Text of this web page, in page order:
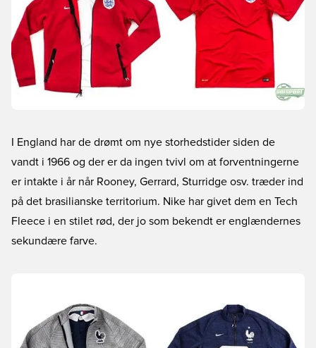
I England har de drømt om nye storhedstider siden de
vandt i 1966 og der er da ingen tvivl om at forventningerne
er intakte i år når Rooney, Gerrard, Sturridge osv. træder ind
på det brasilianske territorium. Nike har givet dem en Tech
Fleece i en stilet rød, der jo som bekendt er englændernes
sekundære farve.